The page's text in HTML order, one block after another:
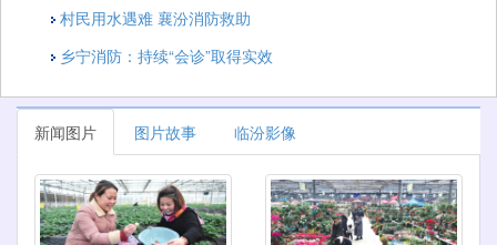
村民用水遇难 襄汾消防救助
乡宁消防：持续“会诊”取得实效
新闻图片 图片故事 临汾影像